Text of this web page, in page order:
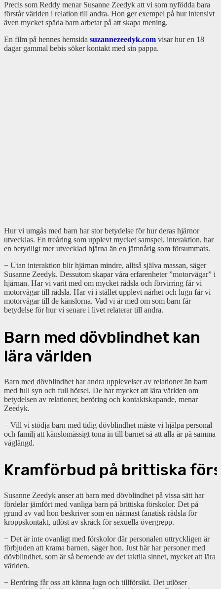
Precis som Reddy menar Susanne Zeedyk att vi som nyfödda bara
förstår världen i relation till andra. Hon ger exempel på hur intensivt
även mycket späda barn arbetar på att skapa mening.
En film på hennes hemsida suzannezeedyk.com visar hur en 18
dagar gammal bebis söker kontakt med sin pappa.
Hur vi umgås med barn har stor betydelse för hur deras hjärnor
utvecklas. En treåring som upplevt mycket samspel, interaktion, har
en betydligt mer utvecklad hjärna än en jämnårig som försummats.
− Utan interaktion blir hjärnan mindre, alltså själva massan, säger
Susanne Zeedyk. Dessutom skapar våra erfarenheter ”motorvägar” i
hjärnan. Har vi varit med om mycket rädsla och förvirring får vi
motorvägar till rädsla. Har vi i stället upplevt närhet och lugn får vi
motorvägar till de känslorna. Vad vi är med om som barn får
betydelse för hur vi senare i livet relaterar till andra.
Barn med dövblindhet kan
lära världen
Barn med dövblindhet har andra upplevelser av relationer än barn
med full syn och full hörsel. De har mycket att lära världen om
betydelsen av relationer, beröring och kontaktskapande, menar
Zeedyk.
− Vill vi stödja barn med tidig dövblindhet måste vi hjälpa personal
och familj att känslomässigt tona in till barnet så att alla är på samma
våglängd.
Kramförbud på brittiska
Susanne Zeedyk anser att barn med dövblindhet på vissa sätt har
fördelar jämfört med vanliga barn på brittiska förskolor. Det på
grund av vad hon beskriver som en närmast fanatisk rädsla för
kroppskontakt, utlöst av skräck för sexuella övergrepp.
− Det är inte ovanligt med förskolor där personalen uttryckligen är
förbjuden att krama barnen, säger hon. Just här har personer med
dövblindhet, som är så beroende av det taktila sinnet, mycket att lära
världen.
− Beröring får oss att känna lugn och tillförsikt. Det utlöser